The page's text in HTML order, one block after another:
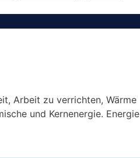
Arbeit zu verrichten, Wärme
und Kernenergie. Energie